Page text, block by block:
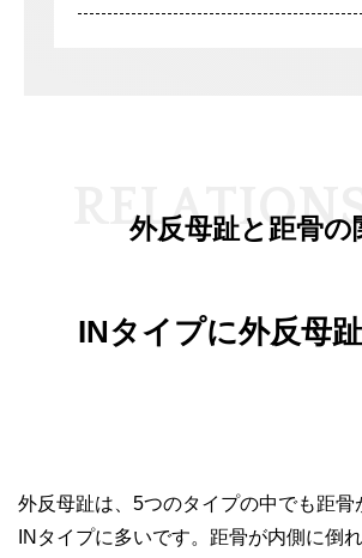
良好な状態を保ち、体がこの状
外反母趾と距骨の
ELATION
INタイプに外反母
外反母趾は、5つのタイプの中でも距骨
INタイプに多いです。距骨が内側に倒